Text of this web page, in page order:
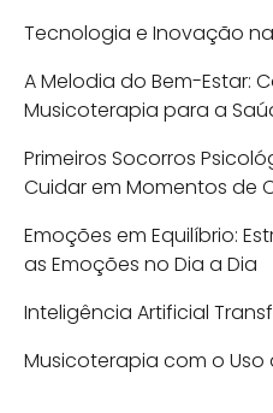
Tecnologia e Inovação
A Melodia do Bem-Estar:
Musicoterapia para a
Primeiros Socorros
Cuidar em Momentos de
Emoções em Equilíbrio:
as Emoções no Dia a Dia
Inteligência Artificial
Musicoterapia com o Uso